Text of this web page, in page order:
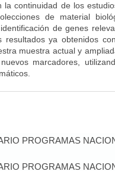
continuidad de los
de material
de genes
ya obtenidos
muestra actual y
marcadores,
PROGRAMAS
PROGRAMAS